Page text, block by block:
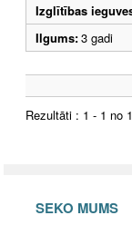
Izglītības
Ilgums:3 gadi
Rezultāti : 1 - 1 no 1
SEKO MUMS